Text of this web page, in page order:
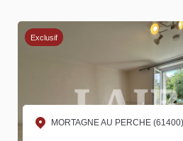
Exclusif
MORTAGNE AU PERCHE (61400)